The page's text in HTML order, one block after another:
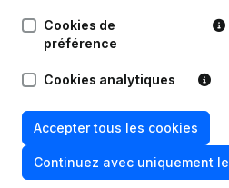
Squad?
Quel est l'identifiant
Cookies de
préférence
Cookies analytiques
Accepter tous les cookies
Continuez avec uniquement